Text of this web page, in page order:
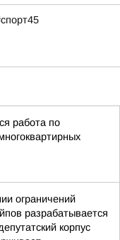
работа по
ограничений
разрабатывается
корпус